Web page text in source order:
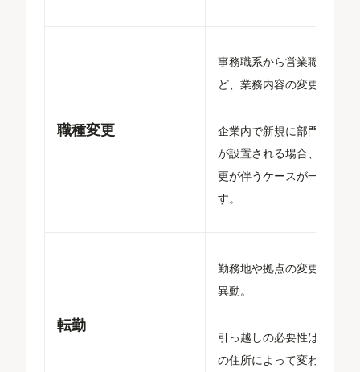
職種変更
事務職系から営業職系な
ど、業務内容の変更。
企業内で新規に部門・部署
が設置される場合、職種変
更が伴うケースが一般的で
す。
転勤
勤務地や拠点の変更を伴う
異動。
引っ越しの必要性は異動先
の住所によって変わるた